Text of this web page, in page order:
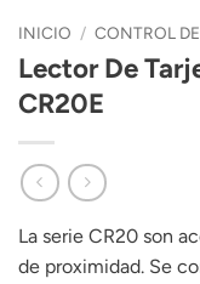
INICIO / CONTROL
Lector De
CR20E
La serie CR20 son
de proximidad. Se